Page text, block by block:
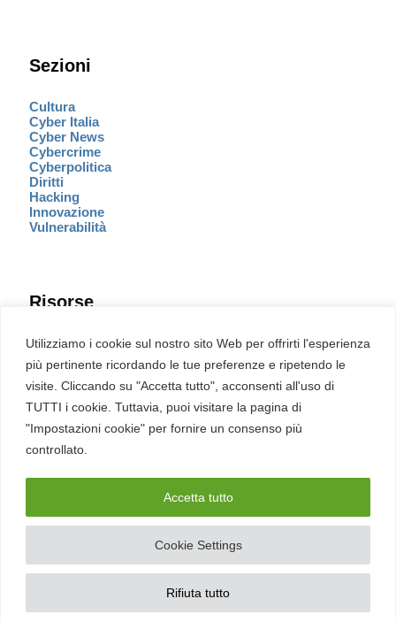
Utilizziamo i cookie sul nostro sito Web per offrirti l'esperienza
più pertinente ricordando le tue preferenze e ripetendo le
visite. Cliccando su "Accetta tutto", acconsenti all'uso di
TUTTI i cookie. Tuttavia, puoi visitare la pagina di
"Impostazioni cookie" per fornire un consenso più
controllato.
Cookie Settings
Rifiuta tutto
Accetta tutto
Sezioni
Cultura
Cyber Italia
Cyber News
Cybercrime
Cyberpolitica
Diritti
Hacking
Innovazione
Vulnerabilità
Risorse
Eventi
Fumetto Cyber
Newsletter
Servizi
Pubblicità
English
Ultime CVE critiche
2026 – REDHOTCYBER Srl. Tutti i diritti riservati